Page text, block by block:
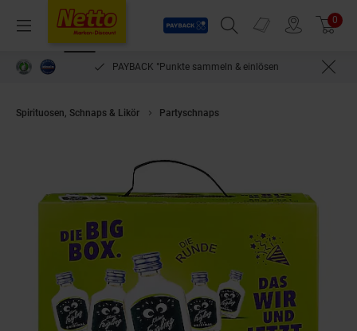
Menü
Payback
Suchfeld einblenden
Prospekte 0
PAYBACK °Punkte sammeln & einlösen
Spirituosen, Schnaps & Likör Partyschnaps